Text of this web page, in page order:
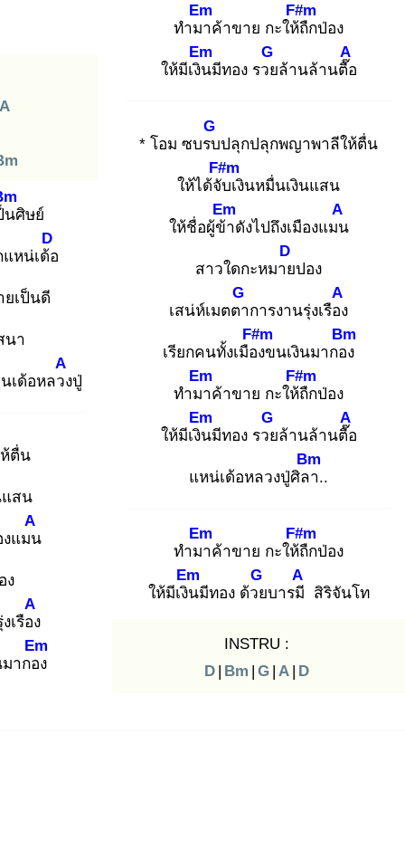
นศิษย์
หน่เด้อ
D
ยเป็นดี
นา
เด้อหลวง
A
ปู่
ตื่น
แสน
งแมน
A
ง
เรือง
A
ากอง
Em
ทำมา
Em
ค้าขาย กะให้ถื
F#m
กป่อง
ให้มีเงิน
Em
มีทอง รวย
G
ล้านล้านตื๊อ
A
* โอม ซบรบ
G
ปลุกปลุกพญาพาลีให้ตื่น
ให้ได้จับ
F#m
เงินหมื่นเงินแสน
ให้ชื่อผู้ข้า
Em
ดังไปถึงเมืองแมน
A
สาวใดกะหมาย
D
ปอง
เสน่ห์เมตตา
G
การงานรุ่งเรือง
A
เรียกคนทั้งเมือง
F#m
ขนเงินมากอง
Bm
ทำมา
Em
ค้าขาย กะให้ถื
F#m
กป่อง
ให้มีเงิน
Em
มีทอง รวย
G
ล้านล้านตื๊อ
A
แหน่เด้อหลวงปู่ศิลา
Bm
..
ทำมา
Em
ค้าขาย กะให้ถื
F#m
กป่อง
ให้มีเงิน
Em
มีทอง ด้วย
G
บารมี
A
สิริจันโท
INSTRU :
D | Bm | G | A | D